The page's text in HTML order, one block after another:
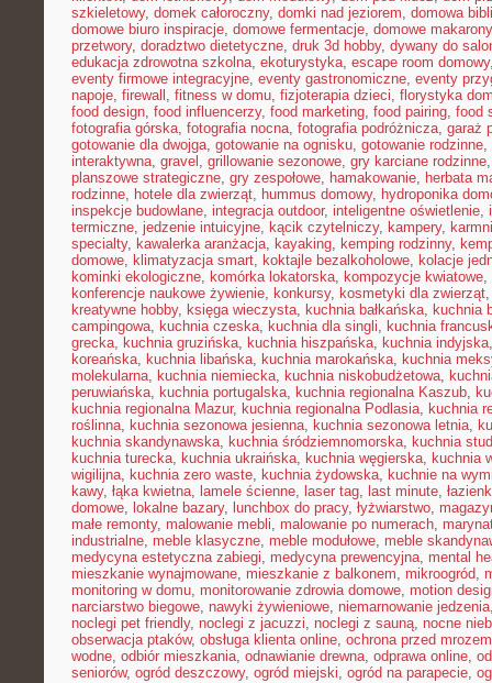
szkieletowy, domek całoroczny, domki nad jeziorem, domowa
domowe biuro inspiracje, domowe fermentacje, domowe makarony
przetwory, doradztwo dietetyczne, druk 3d hobby, dywany do
edukacja zdrowotna szkolna, ekoturystyka, escape room domowy
eventy firmowe integracyjne, eventy gastronomiczne, eventy
napoje, firewall , fitness w domu, fizjoterapia dzieci, florystyka
food design, food influencerzy, food marketing, food pairing, food
fotografia górska, fotografia nocna, fotografia podróżnicza, garaż
gotowanie dla dwojga, gotowanie na ognisku, gotowanie rodzinne,
interaktywna, gravel , grillowanie sezonowe, gry karciane rodzinne
planszowe strategiczne, gry zespołowe, hamakowanie, herbata
rodzinne, hotele dla zwierząt, hummus domowy, hydroponika
inspekcje budowlane, integracja outdoor, inteligentne oświetlenie,
termiczne, jedzenie intuicyjne, kącik czytelniczy, kampery,
specialty, kawalerka aranżacja, kayaking, kemping rodzinny,
domowe, klimatyzacja smart, koktajle bezalkoholowe, kolacje
kominki ekologiczne, komórka lokatorska, kompozycje kwiatowe,
konferencje naukowe żywienie, konkursy, kosmetyki dla zwierząt
kreatywne hobby, księga wieczysta, kuchnia bałkańska, kuchnia
campingowa, kuchnia czeska, kuchnia dla singli, kuchnia
grecka, kuchnia gruzińska, kuchnia hiszpańska, kuchnia indyjska
koreańska, kuchnia libańska, kuchnia marokańska, kuchnia
molekularna, kuchnia niemiecka, kuchnia niskobudżetowa,
peruwiańska, kuchnia portugalska, kuchnia regionalna Kaszub,
kuchnia regionalna Mazur, kuchnia regionalna Podlasia, kuchnia
roślinna, kuchnia sezonowa jesienna, kuchnia sezonowa letnia,
kuchnia skandynawska, kuchnia śródziemnomorska, kuchnia
kuchnia turecka, kuchnia ukraińska, kuchnia węgierska, kuchnia
wigilijna, kuchnia zero waste, kuchnia żydowska, kuchnie na
kawy, łąka kwietna, lamele ścienne, laser tag, last minute,
domowe, lokalne bazary, lunchbox do pracy, łyżwiarstwo,
małe remonty, malowanie mebli, malowanie po numerach,
industrialne, meble klasyczne, meble modułowe, meble
medycyna estetyczna zabiegi, medycyna prewencyjna, mental
mieszkanie wynajmowane, mieszkanie z balkonem, mikroogród,
monitoring w domu, monitorowanie zdrowia domowe, motion
narciarstwo biegowe, nawyki żywieniowe, niemarnowanie jedzenia
noclegi pet friendly, noclegi z jacuzzi, noclegi z sauną, nocne
obserwacja ptaków, obsługa klienta online, ochrona przed mrozem
wodne, odbiór mieszkania, odnawianie drewna, odprawa online,
seniorów, ogród deszczowy, ogród miejski, ogród na parapecie,